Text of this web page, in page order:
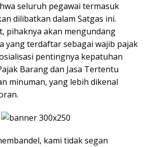
seluruh pegawai termasuk
dilibatkan dalam Satgas ini.
pihaknya akan mengundang
yang terdaftar sebagai wajib pajak
pentingnya kepatuhan
Barang dan Jasa Tertentu
minuman, yang lebih dikenal
kami tidak segan